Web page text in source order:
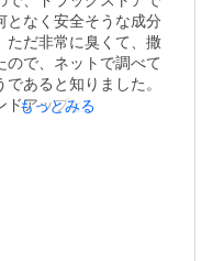
となく安全そうな成分
ただ非常に臭くて、撒
ので、ネットで調べて
あると知りました。
アップと言うものが
り、ジェネリックの
ました。本品は某超
ヤフーショッピングの
入です。やはり聞い
タバミは２、３日で
いぶ元気が無くなっ
と思います。写真は
もっとみる